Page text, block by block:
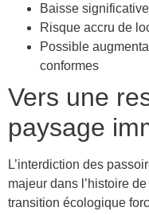
Baisse
Risque accru de
Possible
conformes
Vers une
paysage
L’interdiction des
majeur dans l’histoire
transition écologique